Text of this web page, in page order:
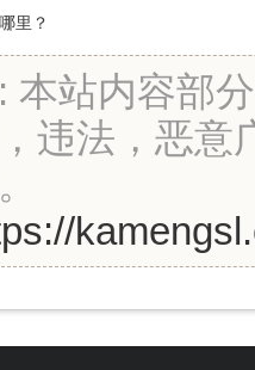
里？
本站内容部
违法，恶意